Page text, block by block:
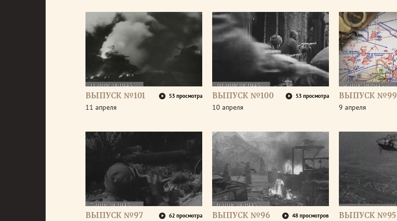
ВЫПУСК №101 53 просмотра
11 апреля
ВЫПУСК №100 53 просмотра
10 апреля
ВЫПУСК №99
9 апреля
ВЫПУСК №97 62 просмотра ВЫПУСК №96 48 просмотров ВЫПУСК №95